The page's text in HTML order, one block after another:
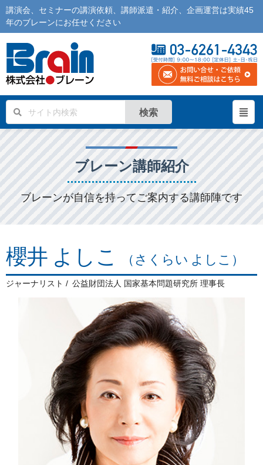
講演会 セミナーの講演依頼 講師派遣 ・紹介、企画運営は実績45
年のブレーンにお任せください
検索
ブレーン講師紹介
ブレーンが自信を持ってご案内する講師陣です
櫻井 よしこ （さくらい よしこ）
ジャーナリスト 公益財団法人 国家基本問題研究所 理事長